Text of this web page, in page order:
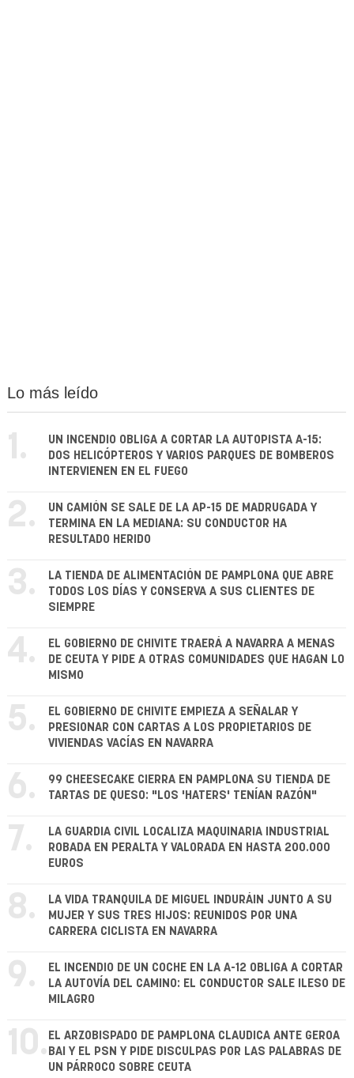
Lo más leído
1.
UN INCENDIO OBLIGA A CORTAR LA AUTOPISTA A-15:
DOS HELICÓPTEROS Y VARIOS PARQUES DE BOMBEROS
INTERVIENEN EN EL FUEGO
2.
UN CAMIÓN SE SALE DE LA AP-15 DE MADRUGADA Y
TERMINA EN LA MEDIANA: SU CONDUCTOR HA
RESULTADO HERIDO
3.
LA TIENDA DE ALIMENTACIÓN DE PAMPLONA QUE ABRE
TODOS LOS DÍAS Y CONSERVA A SUS CLIENTES DE
SIEMPRE
4.
EL GOBIERNO DE CHIVITE TRAERÁ A NAVARRA A MENAS
DE CEUTA Y PIDE A OTRAS COMUNIDADES QUE HAGAN LO
MISMO
5.
EL GOBIERNO DE CHIVITE EMPIEZA A SEÑALAR Y
PRESIONAR CON CARTAS A LOS PROPIETARIOS DE
VIVIENDAS VACÍAS EN NAVARRA
6.
99 CHEESECAKE CIERRA EN PAMPLONA SU TIENDA DE
TARTAS DE QUESO: "LOS 'HATERS' TENÍAN RAZÓN"
7.
LA GUARDIA CIVIL LOCALIZA MAQUINARIA INDUSTRIAL
ROBADA EN PERALTA Y VALORADA EN HASTA 200.000
EUROS
8.
LA VIDA TRANQUILA DE MIGUEL INDURÁIN JUNTO A SU
MUJER Y SUS TRES HIJOS: REUNIDOS POR UNA
CARRERA CICLISTA EN NAVARRA
9.
EL INCENDIO DE UN COCHE EN LA A-12 OBLIGA A CORTAR
LA AUTOVÍA DEL CAMINO: EL CONDUCTOR SALE ILESO DE
MILAGRO
10. EL ARZOBISPADO DE PAMPLONA CLAUDICA ANTE GEROA
BAI Y EL PSN Y PIDE DISCULPAS POR LAS PALABRAS DE
UN PÁRROCO SOBRE CEUTA